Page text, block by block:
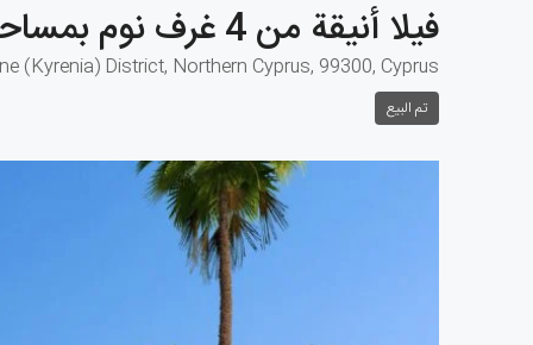
فيلا أنيقة من 4 غرف نوم بمساحة 298 مترمربع في بهجلي
(Kyrenia) District, Northern Cyprus, 99300, Cyprus
تم البيع